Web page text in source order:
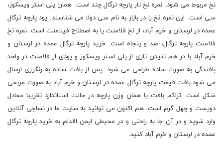
نخ مربوط می شود. نمره نخ تار پارچه ترگال چند است. همان پلی استر ویسکوز،
سی است. این نمره نخ را در بازار به نام سی دولا می شناسند. پود پارچه ترگال
عمده در لرستان و خرم آباد، از نخ فلامنت یا به اصطلاح فیلامنت است. نمره نخ
فلامنت پارچه ترگال، صد و پنجاه است. خرید پارچه ترگال عمده در لرستان و
خرم آباد با در هم تنیدن تاری از پلی استر ویسکوز و پودی از فلامنت در واحد
بافندگی به صورت ساده طراحی می شود. پس از بافت ساده به رنگرزی ارسال
می شود.بافت قیمت پارچه ترگال عمده در لرستان و خرم آباد به صورت مربعی
شکل است. تراکم بافت یا همان وزن پارچه در حالت استاندارد تقریبا معادل
دویست و چهل گرم است. هم اکنون می توانید به سایت ما در نساجی آنلاین
وارد شوید و در آن جا به راحتی و در محیطی ایمن اقدام به خرید پارچه ترگال
عمده در لرستان و خرم آباد کنید.